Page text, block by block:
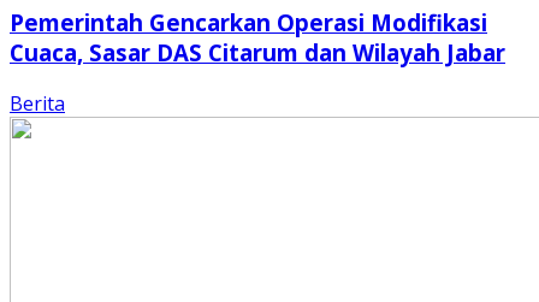
Pemerintah Gencarkan Operasi Modifikasi
Cuaca, Sasar DAS Citarum dan Wilayah Jabar
Berita